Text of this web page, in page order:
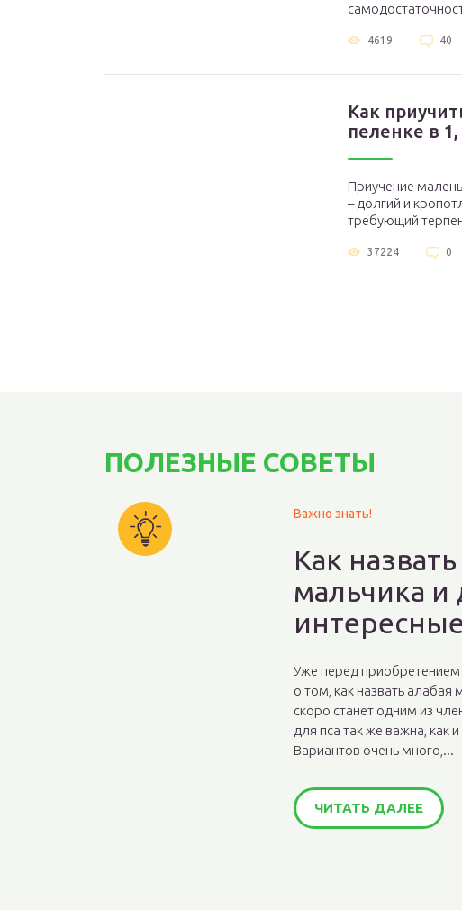
4619 40
Как
пеленке в
Приучение
– долгий и
требующий
37224 0
ПОЛЕЗНЫЕ СОВЕТЫ
Важно знать!
Как
мальчика и
Уже перед
о том, как назвать алабая
скоро станет одним из
для пса так же важна, как
Вариантов очень много,...
ЧИТАТЬ ДАЛЕЕ